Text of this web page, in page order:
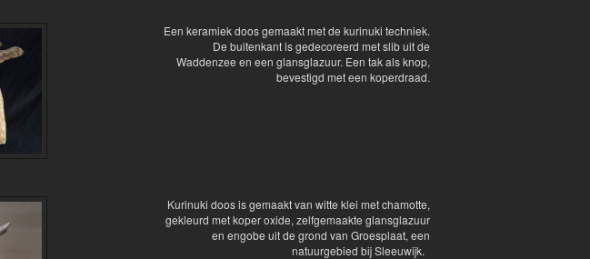
Een keramiek doos gemaakt met de kurinuki techniek.
De buitenkant is gedecoreerd met slib uit de
Waddenzee en een glansglazuur. Een tak als knop,
bevestigd met een koperdraad.
Kurinuki doos is gemaakt van witte klei met chamotte,
gekleurd met koper oxide, zelfgemaakte glansglazuur
en engobe uit de grond van Groesplaat, een
natuurgebied bij Sleeuwijk.